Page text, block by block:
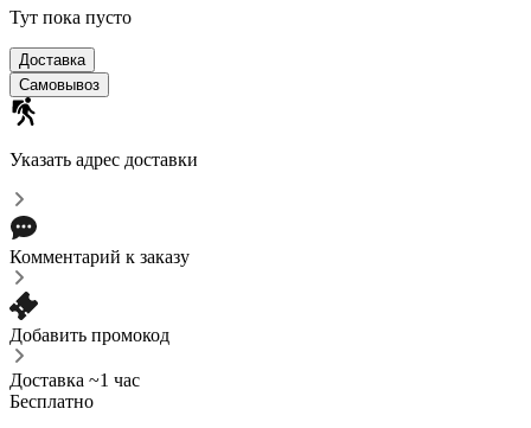
Тут пока пусто
Доставка
Самовывоз
Указать адрес доставки
Комментарий к заказу
Добавить промокод
Доставка ~1 час
Бесплатно